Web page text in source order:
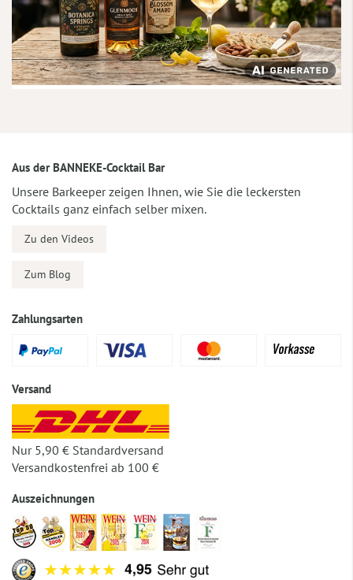
Aus der BANNEKE-Cocktail Bar
Unsere Barkeeper zeigen Ihnen, wie Sie die leckersten
Cocktails ganz einfach selber mixen.
Zu den Videos
Zum Blog
Zahlungsarten
Versand
Nur 5,90 € Standardversand
Versandkostenfrei ab 100 €
Auszeichnungen